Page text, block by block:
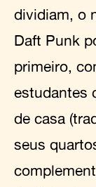
dividiam, o
Daft Punk
primeiro,
estudantes
de casa
seus